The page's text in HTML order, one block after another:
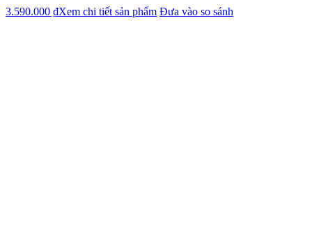
3.590.000 ₫Xem chi tiết sản phẩm Đưa vào so sánh